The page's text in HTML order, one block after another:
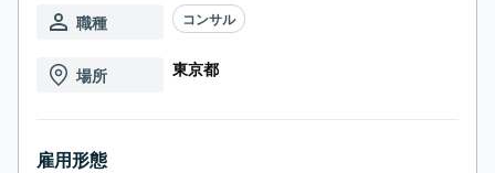
職種 コンサル
場所 東京都
雇用形態